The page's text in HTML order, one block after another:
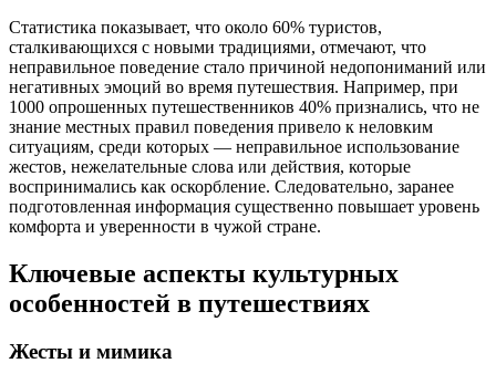
Статистика показывает, что около 60% туристов,
сталкивающихся с новыми традициями, отмечают, что
неправильное поведение стало причиной недопониманий или
негативных эмоций во время путешествия. Например, при
1000 опрошенных путешественников 40% признались, что не
знание местных правил поведения привело к неловким
ситуациям, среди которых — неправильное использование
жестов, нежелательные слова или действия, которые
воспринимались как оскорбление. Следовательно, заранее
подготовленная информация существенно повышает уровень
комфорта и уверенности в чужой стране.
Ключевые аспекты культурных
особенностей в путешествиях
Жесты и мимика